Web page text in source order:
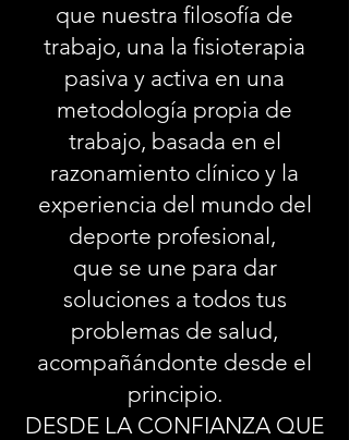
que nuestra filosofía de
trabajo, una la fisioterapia
pasiva y activa en una
metodología propia de
trabajo, basada en el
razonamiento clínico y la
experiencia del mundo del
deporte profesional,
que se une para dar
soluciones a todos tus
problemas de salud,
acompañándonte desde el
principio.
DESDE LA CONFIANZA QUE